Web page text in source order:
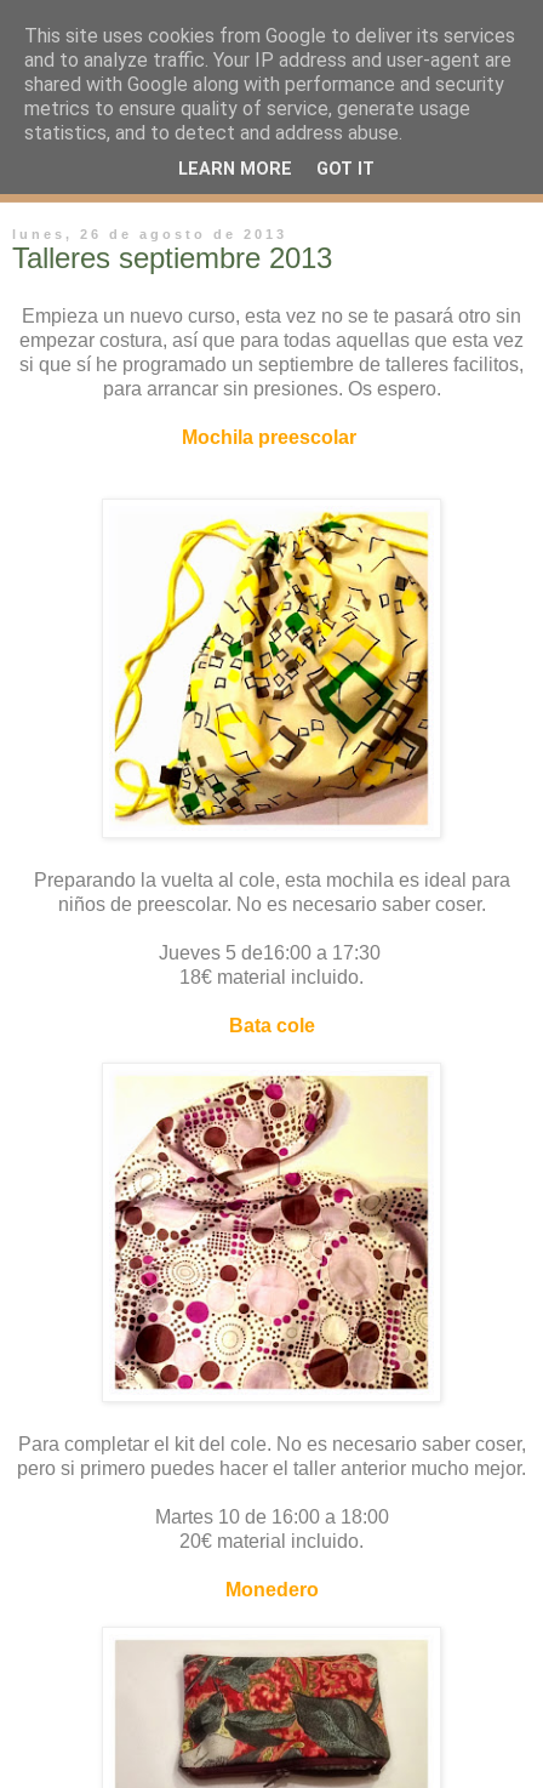
lunes, 26 de agosto de 2013
Talleres septiembre 2013
Empieza un nuevo curso, esta vez no se te pasará otro sin
empezar costura, así que para todas aquellas que esta vez
si que sí he programado un septiembre de talleres facilitos,
para arrancar sin presiones. Os espero.
Mochila preescolar
Preparando la vuelta al cole, esta mochila es ideal para
niños de preescolar. No es necesario saber coser.
Jueves 5 de16:00 a 17:30
18€ material incluido.
Bata cole
Para completar el kit del cole. No es necesario saber coser,
pero si primero puedes hacer el taller anterior mucho mejor.
Martes 10 de 16:00 a 18:00
20€ material incluido.
Monedero
This site uses cookies from Google to deliver its services
and to analyze traffic. Your IP address and user-agent are
shared with Google along with performance and security
metrics to ensure quality of service, generate usage
statistics, and to detect and address abuse.
LEARN MORE GOT IT